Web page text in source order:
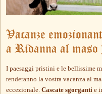
Vacanze
a Ridanna al
I paesaggi pristini e le bellissime
renderanno la vostra vacanza al
eccezionale.Cascate sgorganti e